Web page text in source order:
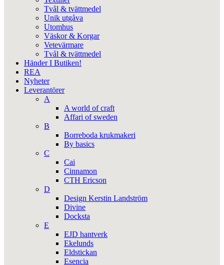
Tvål & tvättmedel
Unik utgåva
Utomhus
Väskor & Korgar
Vetevärmare
Tvål & tvättmedel
Händer I Butiken!
REA
Nyheter
Leverantörer
A
A world of craft
Affari of sweden
B
Borreboda krukmakeri
By basics
C
Cai
Cinnamon
CTH Ericson
D
Design Kerstin Landström
Divine
Docksta
E
EJD hantverk
Ekelunds
Eldstickan
Esencia